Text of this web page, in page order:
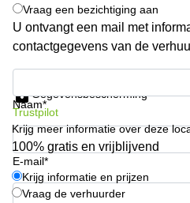
Coworking
Arnhem
Coworking
space
Hilversum
Coworking
space
Zwolle
Vraag een bezichtiging aan
U ontvangt een mail met
contactgegevens van de
Naam*
E-mail*
Gegevensbescherming
Trustpilot
Krijg meer informatie over deze
100% gratis en vrijblijvend
Krijg informatie en prijzen
Vraag de verhuurder